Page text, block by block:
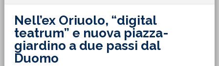
Nell’ex Oriuolo, “digital
teatrum” e nuova piazza-
giardino a due passi dal
Duomo